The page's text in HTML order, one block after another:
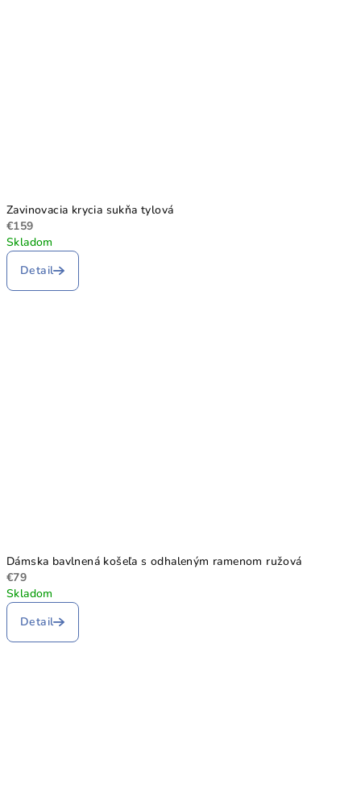
Zavinovacia krycia sukňa tylová
€159
Skladom
Detail
Dámska bavlnená košeľa s odhaleným ramenom ružová
€79
Skladom
Detail